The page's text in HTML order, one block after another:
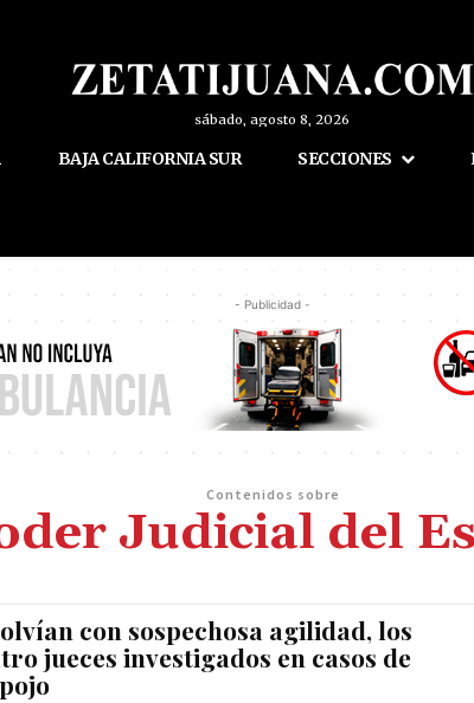
sábado, agosto 8, 2026
BAJA CALIFORNIA SUR SECCIONES
- Publicidad -
Contenidos sobre
Judicial del
con sospechosa agilidad, los
jueces investigados en casos de